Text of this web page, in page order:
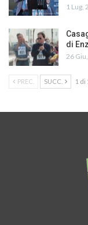
1 Lug,
di
26
PREC. SUCC. 1 di